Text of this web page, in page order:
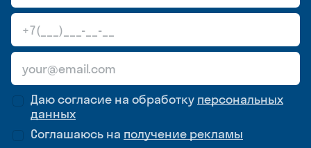
Даю согласие на обработку персональных
данных
Соглашаюсь на получение рекламы